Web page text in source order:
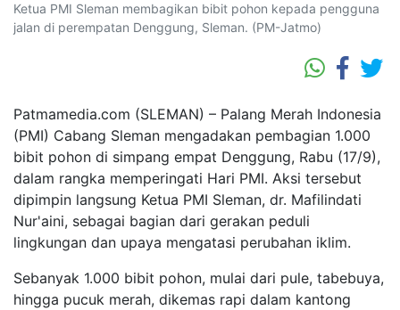
Ketua PMI Sleman membagikan bibit pohon kepada pengguna
jalan di perempatan Denggung, Sleman. (PM-Jatmo)
Patmamedia.com (SLEMAN) – Palang Merah Indonesia
(PMI) Cabang Sleman mengadakan pembagian 1.000
bibit pohon di simpang empat Denggung, Rabu (17/9),
dalam rangka memperingati Hari PMI. Aksi tersebut
dipimpin langsung Ketua PMI Sleman, dr. Mafilindati
Nur'aini, sebagai bagian dari gerakan peduli
lingkungan dan upaya mengatasi perubahan iklim.
Sebanyak 1.000 bibit pohon, mulai dari pule, tabebuya,
hingga pucuk merah, dikemas rapi dalam kantong